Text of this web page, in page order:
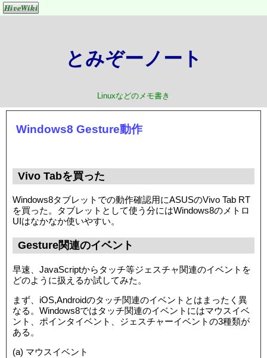
とみぞーノート
Linuxなどのメモ書き
Windows8 Gesture動作
Vivo Tabを買った
Windows8タブレットでの動作確認用にASUSのVivo Tab RT
を買った。タブレットとして使う分にはWindows8のメトロ
UIはなかなか使いやすい。
Gesture関連のイベント
早速、JavaScriptからタッチ等ジェスチャ関連のイベントを
どのように扱えるか試してみた。
まず、iOS,Androidのタッチ関連のイベントとはまったく異
なる。Windows8ではタッチ関連のイベントにはマウスイベ
ント、ポインタイベント、ジェスチャーイベントの3種類が
ある。
(a) マウスイベント